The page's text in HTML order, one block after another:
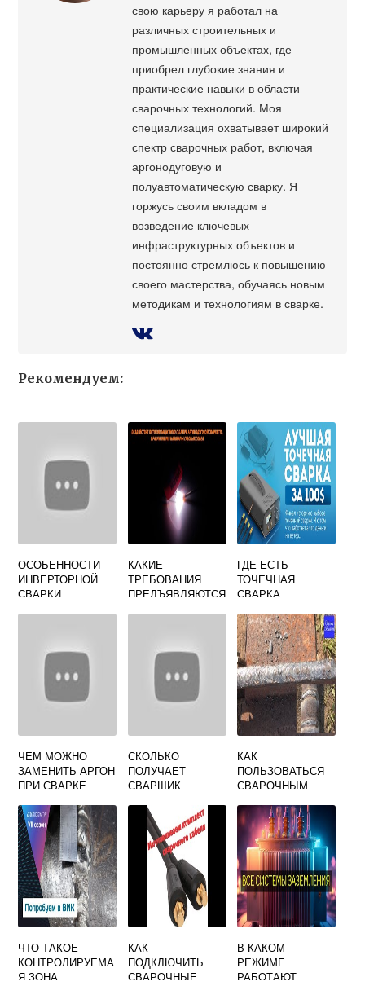
свою карьеру я работал на
различных строительных и
промышленных объектах, где
приобрел глубокие знания и
практические навыки в области
сварочных технологий. Моя
специализация охватывает широкий
спектр сварочных работ, включая
аргонодуговую и
полуавтоматическую сварку. Я
горжусь своим вкладом в
возведение ключевых
инфраструктурных объектов и
постоянно стремлюсь к повышению
своего мастерства, обучаясь новым
методикам и технологиям в сварке.
Рекомендуем:
ОСОБЕННОСТИ
ИНВЕРТОРНОЙ
СВАРКИ
КАКИЕ
ТРЕБОВАНИЯ
ПРЕДЪЯВЛЯЮТСЯ
ПРИМЕНЯЮТ ПРИ
АРГОНОДУГОВОЙ
СВАРКЕ
ГДЕ ЕСТЬ
ТОЧЕЧНАЯ
СВАРКА
ЧЕМ МОЖНО
ЗАМЕНИТЬ АРГОН
ПРИ СВАРКЕ
СКОЛЬКО
ПОЛУЧАЕТ
СВАРЩИК
КАК
ПОЛЬЗОВАТЬСЯ
СВАРОЧНЫМ
РЕСАНТА 220
ЧТО ТАКОЕ
КОНТРОЛИРУЕМА
Я ЗОНА
КАК
ПОДКЛЮЧИТЬ
СВАРОЧНЫЕ
В КАКОМ
РЕЖИМЕ
РАБОТАЮТ